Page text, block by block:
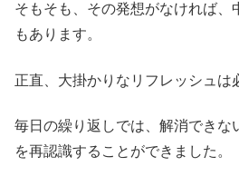
そもそも、その発想がなければ、
もあります。
正直、大掛かりなリフレッシュは
毎日の繰り返しでは、解消できな
を再認識することができました。